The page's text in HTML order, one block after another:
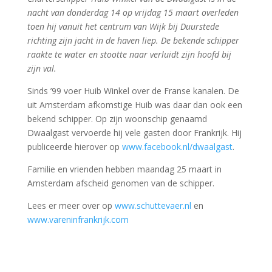
nacht van donderdag 14 op vrijdag 15 maart overleden
toen hij vanuit het centrum van Wijk bij Duurstede
richting zijn jacht in de haven liep. De bekende schipper
raakte te water en stootte naar verluidt zijn hoofd bij
zijn val.
Sinds ’99 voer Huib Winkel over de Franse kanalen. De
uit Amsterdam afkomstige Huib was daar dan ook een
bekend schipper. Op zijn woonschip genaamd
Dwaalgast vervoerde hij vele gasten door Frankrijk. Hij
publiceerde hierover op www.facebook.nl/dwaalgast.
Familie en vrienden hebben maandag 25 maart in
Amsterdam afscheid genomen van de schipper.
Lees er meer over op www.schuttevaer.nl en
www.vareninfrankrijk.com